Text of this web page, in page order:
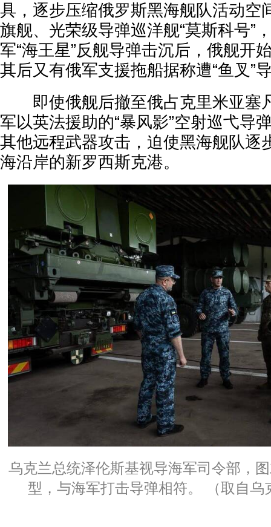
具，逐步压缩俄罗斯黑海舰队活动空
旗舰、光荣级导弹巡洋舰“莫斯科号”
军“海王星”反舰导弹击沉后，俄舰开
其后又有俄军支援拖船据称遭“鱼叉”
即使俄舰后撤至俄占克里米亚塞
军以英法援助的“暴风影”空射巡弋导
其他远程武器攻击，迫使黑海舰队逐
海沿岸的新罗西斯克港。
乌克兰总统泽伦斯基视导海军司令部，
型，与海军打击导弹相符。 （取自乌